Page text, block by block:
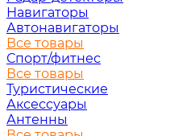
Навигаторы
Автонавигаторы
Все товары
Спорт/фитнес
Все товары
Туристические
Аксессуары
Антенны